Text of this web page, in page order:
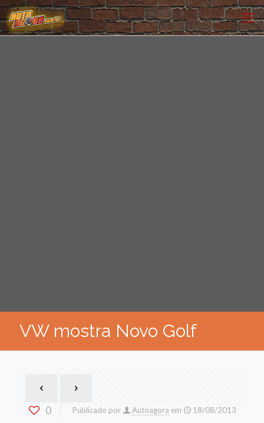
VW mostra Novo Golf
0 Publicado por Autoagora em 18/08/2013